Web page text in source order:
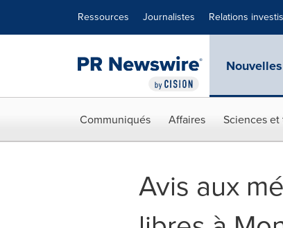
Ressources Journalistes Relations
Nouvelles
Communiqués Affaires Sciences
Avis aux